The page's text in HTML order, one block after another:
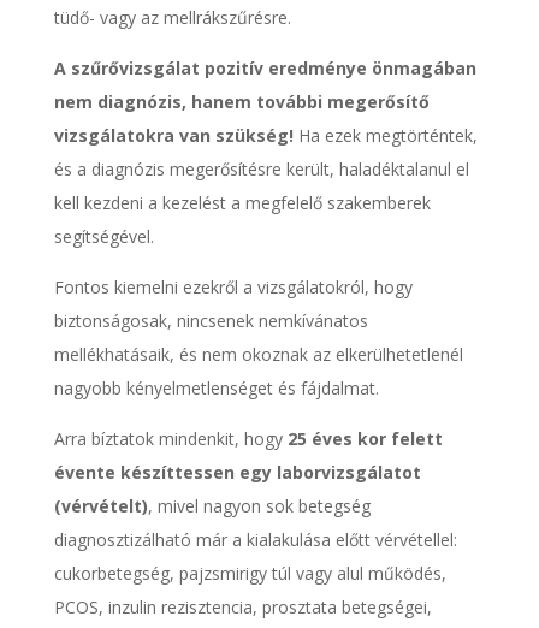
tüdő- vagy az mellrákszűrésre.
A szűrővizsgálat pozitív eredménye önmagában
nem diagnózis, hanem további megerősítő
vizsgálatokra van szükség! Ha ezek megtörténtek,
és a diagnózis megerősítésre került, haladéktalanul el
kell kezdeni a kezelést a megfelelő szakemberek
segítségével.
Fontos kiemelni ezekről a vizsgálatokról, hogy
biztonságosak, nincsenek nemkívánatos
mellékhatásaik, és nem okoznak az elkerülhetetlenél
nagyobb kényelmetlenséget és fájdalmat.
Arra bíztatok mindenkit, hogy 25 éves kor felett
évente készíttessen egy laborvizsgálatot
(vérvételt), mivel nagyon sok betegség
diagnosztizálható már a kialakulása előtt vérvétellel:
cukorbetegség, pajzsmirigy túl vagy alul működés,
PCOS, inzulin rezisztencia, prosztata betegségei,